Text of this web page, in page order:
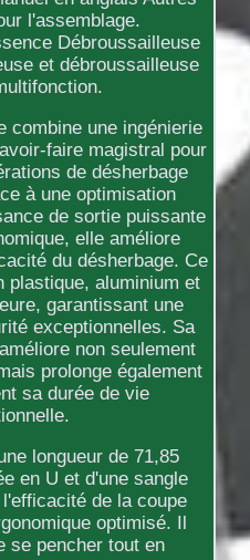
l'assemblage.
Débroussailleuse
et débroussailleuse
combine une ingénierie
faire magistral pour
de désherbage
à une optimisation
de sortie puissante
elle améliore
du désherbage. Ce
plastique, aluminium et
garantissant une
exceptionnelles. Sa
non seulement
prolonge également
sa durée de vie
longueur de 71,85
en U et d'une sangle
de la coupe
optimisé. Il
se pencher tout en